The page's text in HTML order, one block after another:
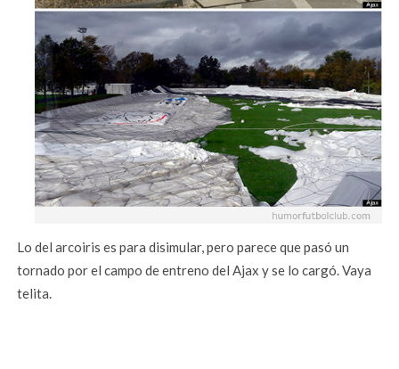
Lo del arcoiris es para disimular, pero parece que pasó un
tornado por el campo de entreno del Ajax y se lo cargó. Vaya
telita.